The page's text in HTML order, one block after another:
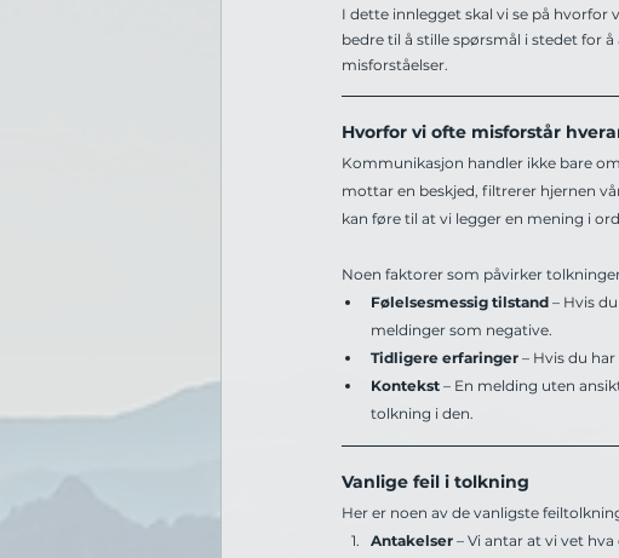
I dette innlegget skal vi se på hvorfor
bedre til å stille spørsmål i stedet for
misforståelser.
Hvorfor vi ofte misforstår
Kommunikasjon handler ikke bare
mottar en beskjed, filtrerer hjernen
kan føre til at vi legger en mening i
Noen faktorer som påvirker
Følelsesmessig tilstand – Hvis
meldinger som negative.
Tidligere erfaringer – Hvis du
Kontekst – En melding uten
tolkning i den.
Vanlige feil i tolkning
Her er noen av de vanligste
Antakelser – Vi antar at vi vet